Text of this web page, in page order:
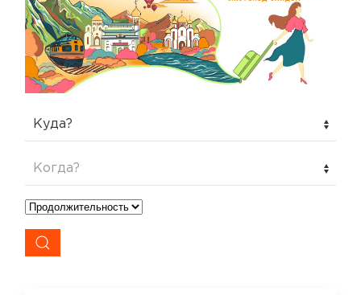
Куда?
Когда?